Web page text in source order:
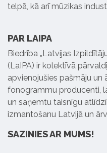
telpā, kā arī mūzikas
PAR LAIPA
Biedrība „Latvijas
(LaIPA) ir kolektīvā
apvienojušies pašmāju un
fonogrammu producenti,
un saņemtu taisnīgu
izmantošanu Latvijā un
SAZINIES AR MUMS!